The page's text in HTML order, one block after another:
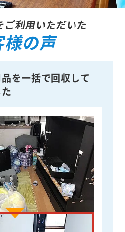
ご利用いただいた
様の声
を一括で回収して